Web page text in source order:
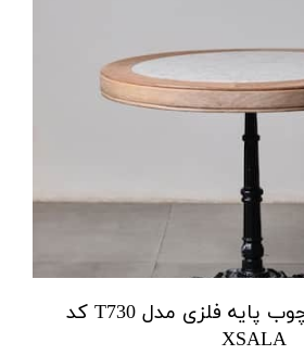
میز گرد سنگ و چوب پایه فلزی مدل T730 کد
XSALA